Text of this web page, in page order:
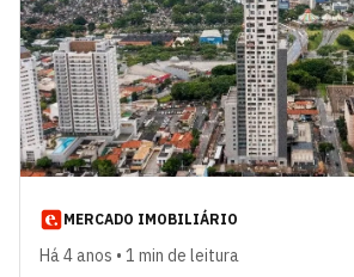
MERCADO IMOBILIÁRIO
Há 4 anos • 1 min de leitura